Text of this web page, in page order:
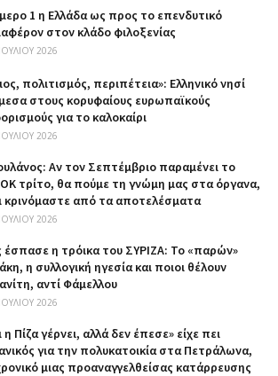
1 η Ελλάδα ως προς το επενδυτικό
στον κλάδο φιλοξενίας
2026
πολιτισμός, περιπέτεια»: Ελληνικό νησί
στους κορυφαίους ευρωπαϊκούς
για το καλοκαίρι
2026
Αν τον Σεπτέμβριο παραμένει το
τρίτο, θα πούμε τη γνώμη μας στα όργανα,
κρινόμαστε από τα αποτελέσματα
2026
η τρόικα του ΣΥΡΙΖΑ: Το «παρών»
η συλλογική ηγεσία και ποιοι θέλουν
αντί Φάμελλου
2026
η Πίζα γέρνει, αλλά δεν έπεσε» είχε πει
για την πολυκατοικία στα Πετράλωνα,
μιας προαναγγελθείσας κατάρρευσης